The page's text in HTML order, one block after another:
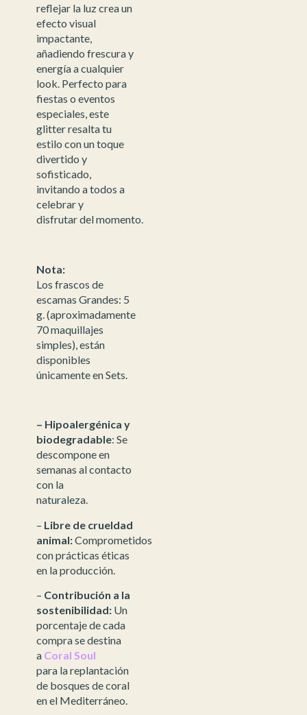
reflejar la luz crea un
efecto visual
impactante,
añadiendo frescura y
energía a cualquier
look. Perfecto para
fiestas o eventos
especiales, este
glitter resalta tu
estilo con un toque
divertido y
sofisticado,
invitando a todos a
celebrar y
disfrutar del momento.
Nota:
Los frascos de
escamas Grandes: 5
g. (aproximadamente
70 maquillajes
simples), están
disponibles
únicamente en Sets.
– Hipoalergénica y
biodegradable: Se
descompone en
semanas al contacto
con la
naturaleza.
– Libre de crueldad
animal:Comprometidos
con prácticas éticas
en la producción.
– Contribución a la
sostenibilidad:Un
porcentaje de cada
compra se destina
a Coral Soul
para la replantación
de bosques de coral
en el Mediterráneo.